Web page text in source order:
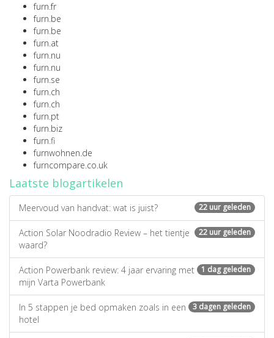
furn.fr
furn.be
furn.be
furn.at
furn.nu
furn.nu
furn.se
furn.ch
furn.ch
furn.pt
furn.biz
furn.fi
furnwohnen.de
furncompare.co.uk
Laatste blogartikelen
22 uur geleden
Meervoud van handvat: wat is juist?
22 uur geleden
Action Solar Noodradio Review – het tientje
waard?
1 dag geleden
Action Powerbank review: 4 jaar ervaring met
mijn Varta Powerbank
3 dagen geleden
In 5 stappen je bed opmaken zoals in een
hotel